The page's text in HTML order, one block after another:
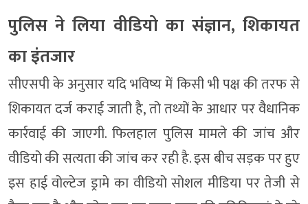
पुलिस ने लिया वीडियो का संज्ञान, शिकायत
का इंतजार
सीएसपी के अनुसार यदि भविष्य में किसी भी पक्ष की तरफ से
शिकायत दर्ज कराई जाती है, तो तथ्यों के आधार पर वैधानिक
कार्रवाई की जाएगी. फिलहाल पुलिस मामले की जांच और
वीडियो की सत्यता की जांच कर रही है. इस बीच सड़क पर हुए
इस हाई वोल्टेज ड्रामे का वीडियो सोशल मीडिया पर तेजी से